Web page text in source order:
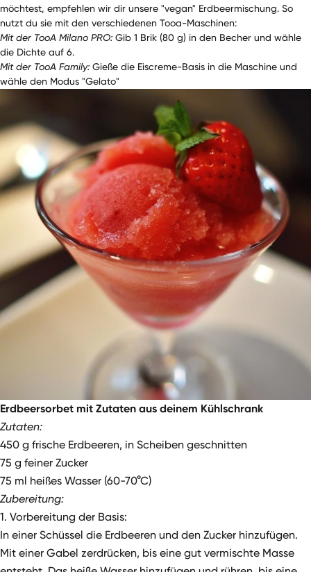
möchtest, empfehlen wir dir unsere "vegan" Erdbeermischung. So
nutzt du sie mit den verschiedenen Tooa-Maschinen:
Mit der TooA Milano PRO: Gib 1 Brik (80 g) in den Becher und wähle
die Dichte auf 6.
Mit der TooA Family: Gieße die Eiscreme-Basis in die Maschine und
wähle den Modus "Gelato"
Erdbeersorbet mit Zutaten aus deinem Kühlschrank
Zutaten:
450 g frische Erdbeeren, in Scheiben geschnitten
75 g feiner Zucker
75 ml heißes Wasser (60-70°C)
Zubereitung:
1. Vorbereitung der Basis:
In einer Schüssel die Erdbeeren und den Zucker hinzufügen.
Mit einer Gabel zerdrücken, bis eine gut vermischte Masse